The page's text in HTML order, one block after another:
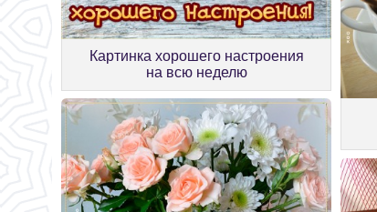
Картинка хорошего настроения
на всю неделю